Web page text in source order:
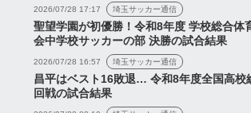
2026/07/28 17:17 埼玉サッカー通信
聖望学園が初優勝！令和8年度 学校総合体
会中学校サッカーの部 決勝の試合結果
2026/07/28 16:57 埼玉サッカー通信
昌平はベスト16敗退… 令和8年度全国高校
回戦の試合結果